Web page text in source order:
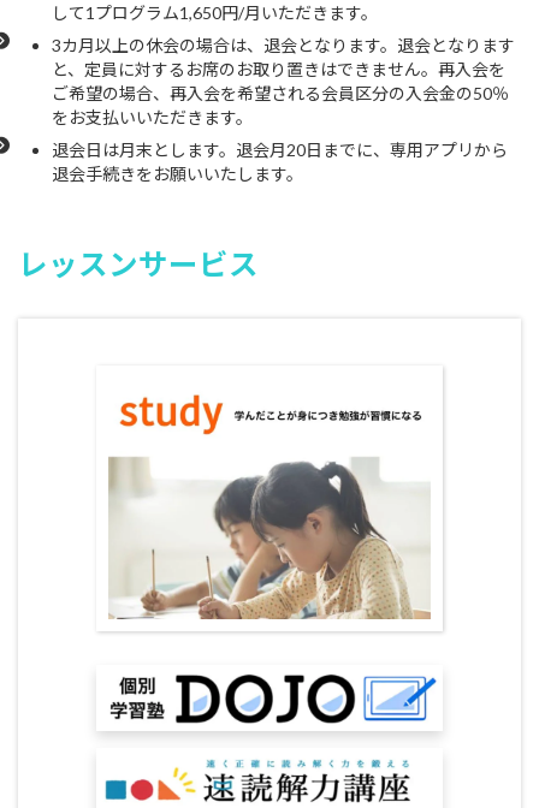
して1プログラム1,650円/月いただきます。
3カ月以上の休会の場合は、退会となります。退会となります
と、定員に対するお席のお取り置きはできません。再入会を
ご希望の場合、再入会を希望される会員区分の入会金の50％
をお支払いいただきます。
退会日は月末とします。退会月20日までに、専用アプリから
退会手続きをお願いいたします。
レッスンサービス